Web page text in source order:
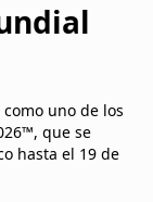
uno de los
que se
hasta el 19 de